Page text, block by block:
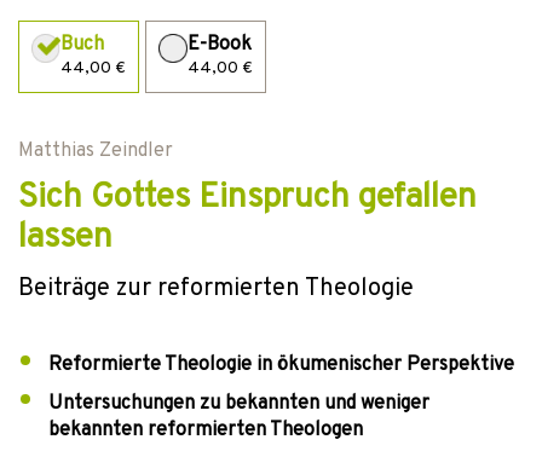
Buch
44,00 €
E-Book
44,00 €
Matthias Zeindler
Sich Gottes Einspruch gefallen
lassen
Beiträge zur reformierten Theologie
Reformierte Theologie in ökumenischer Perspektive
Untersuchungen zu bekannten und weniger
bekannten reformierten Theologen